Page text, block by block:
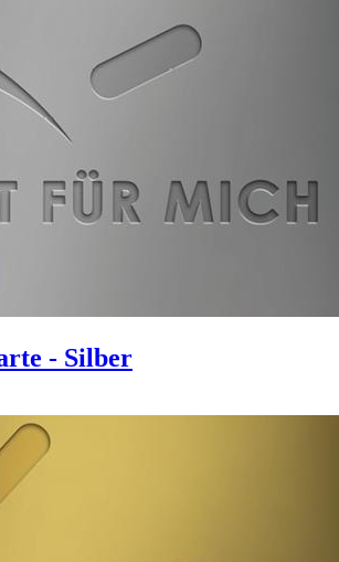
- Silber